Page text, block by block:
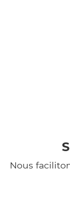
Nous